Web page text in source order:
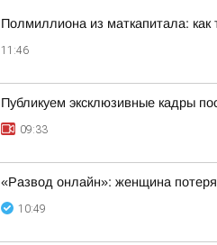
Полмиллиона из маткапитала:
11:46
Публикуем эксклюзивные кадры
09:33
«Развод онлайн»: женщина
10:49